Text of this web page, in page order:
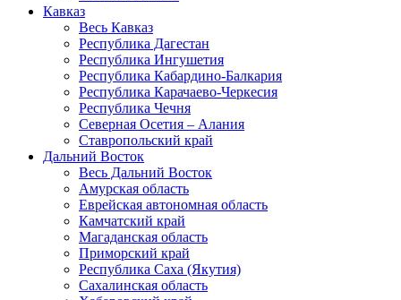
Кавказ
Весь Кавказ
Республика Дагестан
Республика Ингушетия
Республика Кабардино-Балкария
Республика Карачаево-Черкесия
Республика Чечня
Северная Осетия – Алания
Ставропольский край
Дальний Восток
Весь Дальний Восток
Амурская область
Еврейская автономная область
Камчатский край
Магаданская область
Приморский край
Республика Саха (Якутия)
Сахалинская область